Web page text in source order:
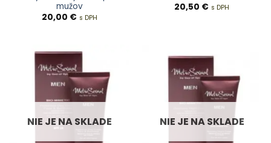
mužov
20,00 € s DPH
20,50 € s DPH
NIE JE NA SKLADE NIE JE NA SKLADE